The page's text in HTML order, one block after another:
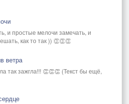
и простые мелочи замечать, и
как то так )) 👏👏👏
ветра
так зажгла!!! 👏👏👏 (Текст бы ещё,